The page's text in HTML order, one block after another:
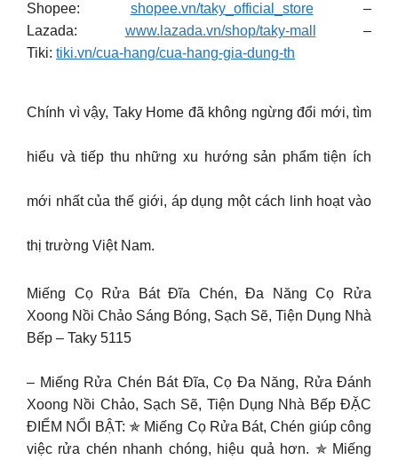
Shopee: shopee.vn/taky_official_store–
Lazada: www.lazada.vn/shop/taky-mall
–
Tiki: tiki.vn/cua-hang/cua-hang-gia-dung-th
Chính vì vậy, Taky Home đã không ngừng đổi mới, tìm
hiểu và tiếp thu những xu hướng sản phẩm tiện ích
mới nhất của thế giới, áp dụng một cách linh hoạt vào
thị trường Việt Nam.
Miếng Cọ Rửa Bát Đĩa Chén, Đa Năng Cọ Rửa
Xoong Nồi Chảo Sáng Bóng, Sạch Sẽ, Tiện Dụng Nhà
Bếp – Taky 5115
– Miếng Rửa Chén Bát Đĩa, Cọ Đa Năng, Rửa Đánh
Xoong Nồi Chảo, Sạch Sẽ, Tiện Dụng Nhà Bếp ĐẶC
ĐIỂM NỔI BẬT: ✯ Miếng Cọ Rửa Bát, Chén giúp công
việc rửa chén nhanh chóng, hiệu quả hơn. ✯ Miếng